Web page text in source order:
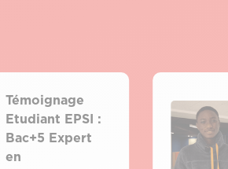
Témoignage
Etudiant EPSI :
Bac+5 Expert
en